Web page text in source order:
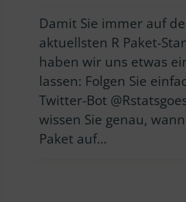
Damit Sie immer auf
aktuellsten R Paket-
haben wir uns etwas
lassen: Folgen Sie
Twitter-Bot
wissen Sie genau,
Paket auf…